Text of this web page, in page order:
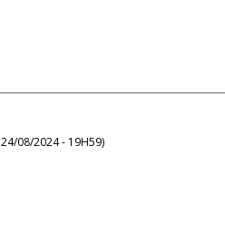
24/08/2024 - 19H59)